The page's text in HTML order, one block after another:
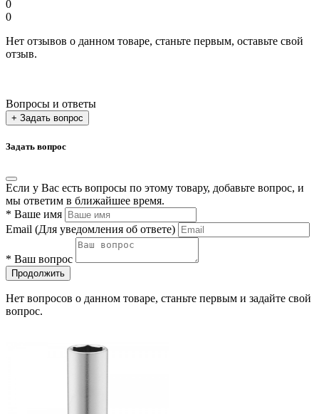
0
0
Нет отзывов о данном товаре, станьте первым, оставьте свой
отзыв.
Вопросы и ответы
+ Задать вопрос
Задать вопрос
Если у Вас есть вопросы по этому товару, добавьте вопрос, и
мы ответим в ближайшее время.
* Ваше имя
Email (Для уведомления об ответе)
* Ваш вопрос
Продолжить
Нет вопросов о данном товаре, станьте первым и задайте свой
вопрос.